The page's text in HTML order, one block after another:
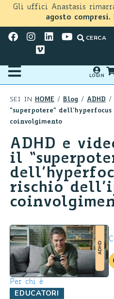
Gli uffici Anastasis
agosto compresi.
CERCA
LOGIN
SEI IN HOME / Blog / ADHD /
“superpotere”
coinvolgimento
ADHD e
il
rischio
Per chi è
EDUCATORI